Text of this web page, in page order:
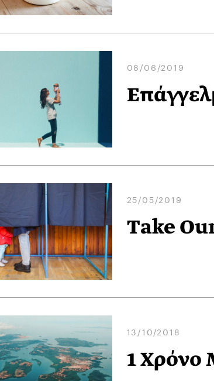
08/06/2019
25/05/2019
Take
13/10/2018
1 Χρόνο